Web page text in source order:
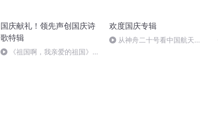
国庆献礼！领先声创国庆诗
歌特辑
《祖国啊，我亲爱的祖国》温
欢度国庆专辑
从神舟二十号看中国航天